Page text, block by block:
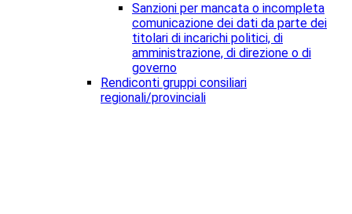
Sanzioni per mancata o incompleta
comunicazione dei dati da parte dei
titolari di incarichi politici, di
amministrazione, di direzione o di
governo
Rendiconti gruppi consiliari
regionali/provinciali